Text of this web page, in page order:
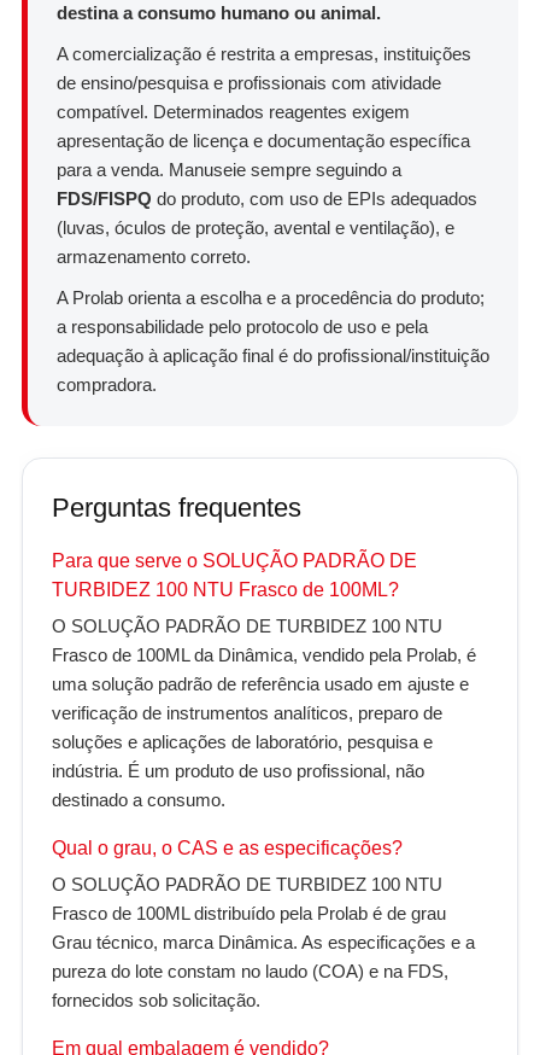
destina a consumo humano ou animal.
A comercialização é restrita a empresas, instituições
de ensino/pesquisa e profissionais com atividade
compatível. Determinados reagentes exigem
apresentação de licença e documentação específica
para a venda. Manuseie sempre seguindo a
FDS/FISPQ do produto, com uso de EPIs adequados
(luvas, óculos de proteção, avental e ventilação), e
armazenamento correto.
A Prolab orienta a escolha e a procedência do produto;
a responsabilidade pelo protocolo de uso e pela
adequação à aplicação final é do profissional/instituição
compradora.
Perguntas frequentes
Para que serve o SOLUÇÃO PADRÃO DE
TURBIDEZ 100 NTU Frasco de 100ML?
O SOLUÇÃO PADRÃO DE TURBIDEZ 100 NTU
Frasco de 100ML da Dinâmica, vendido pela Prolab, é
uma solução padrão de referência usado em ajuste e
verificação de instrumentos analíticos, preparo de
soluções e aplicações de laboratório, pesquisa e
indústria. É um produto de uso profissional, não
destinado a consumo.
Qual o grau, o CAS e as especificações?
O SOLUÇÃO PADRÃO DE TURBIDEZ 100 NTU
Frasco de 100ML distribuído pela Prolab é de grau
Grau técnico, marca Dinâmica. As especificações e a
pureza do lote constam no laudo (COA) e na FDS,
fornecidos sob solicitação.
Em qual embalagem é vendido?